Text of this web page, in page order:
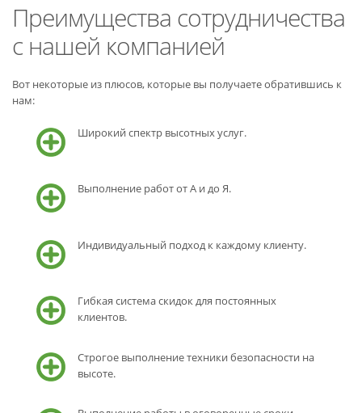
Преимущества сотрудничества
с нашей компанией
Вот некоторые из плюсов, которые вы получаете обратившись к
нам:
Широкий спектр высотных услуг.
Выполнение работ от А и до Я.
Индивидуальный подход к каждому клиенту.
Гибкая система скидок для постоянных
клиентов.
Строгое выполнение техники безопасности на
высоте.